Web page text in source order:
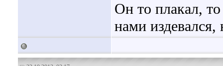
Он то плакал,
нами